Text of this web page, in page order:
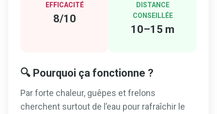
EFFICACITÉ
8/10
DISTANCE
CONSEILLÉE
10–15 m
🔍 Pourquoi ça fonctionne ?
Par forte chaleur, guêpes et frelons
cherchent surtout de l’eau pour rafraîchir le